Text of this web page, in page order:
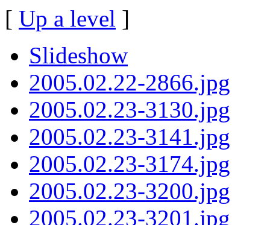
[ Up a level ]
Slideshow
2005.02.22-2866.jpg
2005.02.23-3130.jpg
2005.02.23-3141.jpg
2005.02.23-3174.jpg
2005.02.23-3200.jpg
2005.02.23-3201.jpg